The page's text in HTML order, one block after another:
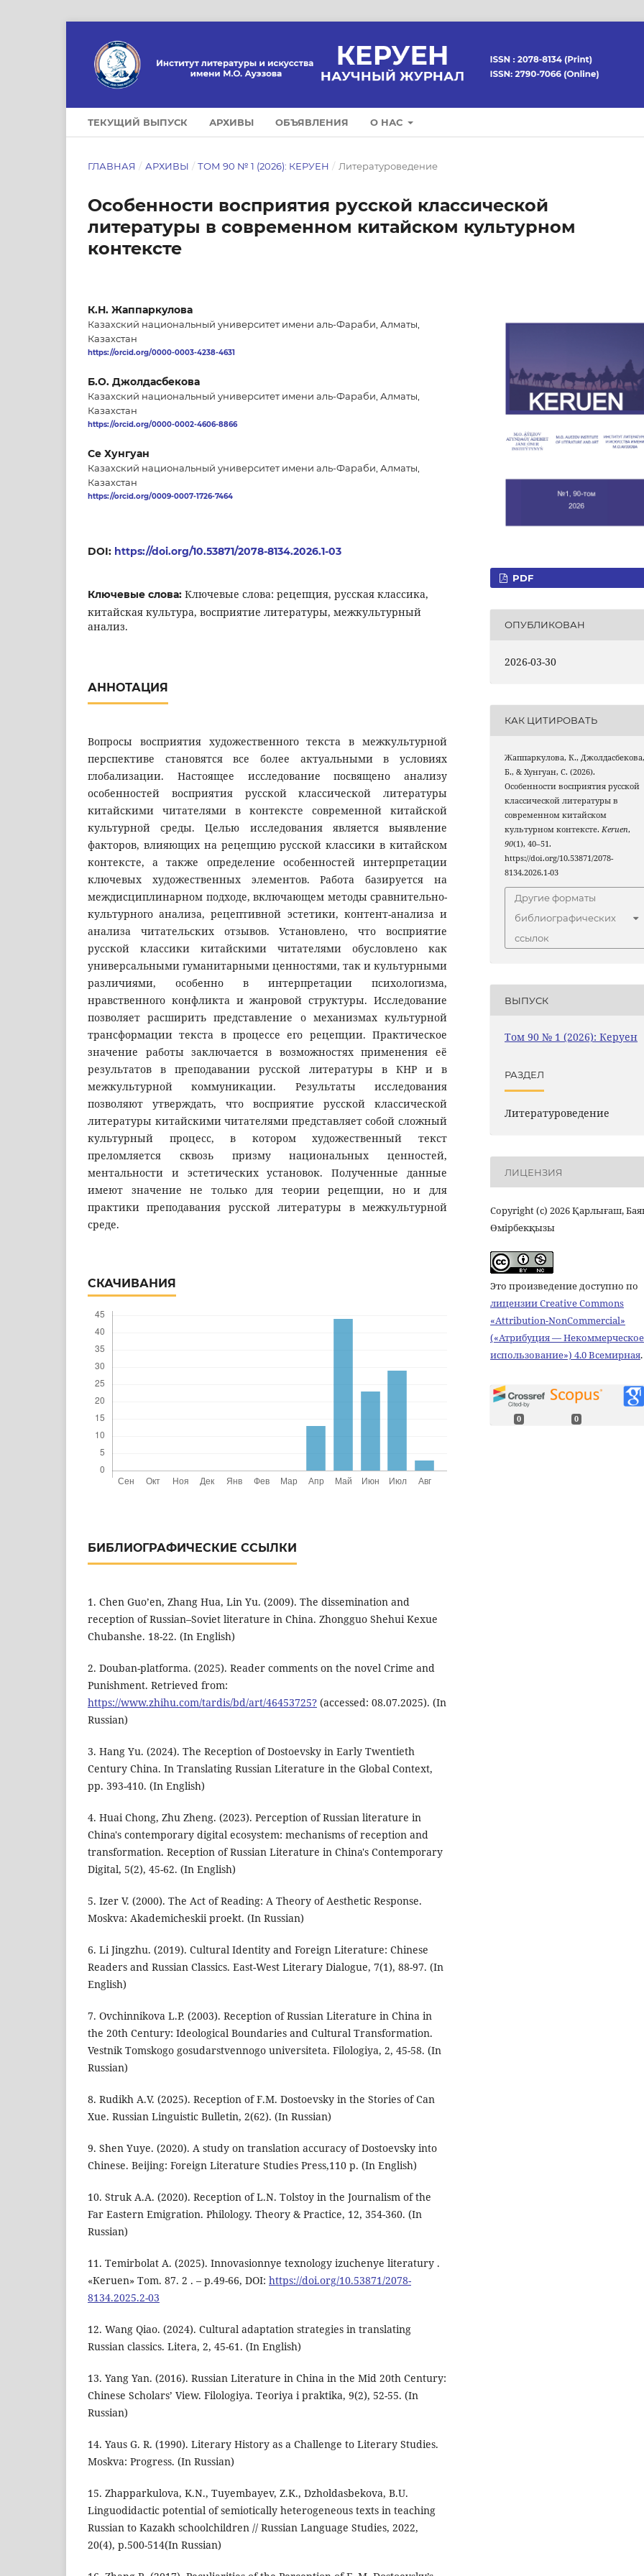
ТЕКУЩИЙ ВЫПУСК АРХИВЫ ОБЪЯВЛЕНИЯ О НАС
ГЛАВНАЯ / АРХИВЫ / ТОМ 90 № 1 (2026): КЕРУЕН / Литературоведение
Особенности восприятия русской классической
литературы в современном китайском культурном
контексте
К.Н. Жаппаркулова
Казахский национальный университет имени аль-Фараби, Алматы,
Казахстан
https://orcid.org/0000-0003-4238-4631
Б.О. Джолдасбекова
Казахский национальный университет имени аль-Фараби, Алматы,
Казахстан
https://orcid.org/0000-0002-4606-8866
Се Хунгуан
Казахский национальный университет имени аль-Фараби, Алматы,
Казахстан
https://orcid.org/0009-0007-1726-7464
DOI: https://doi.org/10.53871/2078-8134.2026.1-03
Ключевые слова: Ключевые слова: рецепция, русская классика,
китайская культура, восприятие литературы, межкультурный
анализ.
АННОТАЦИЯ
Вопросы восприятия художественного текста в межкультурной
перспективе становятся все более актуальными в условиях
глобализации. Настоящее исследование посвящено анализу
особенностей восприятия русской классической литературы
китайскими читателями в контексте современной китайской
культурной среды. Целью исследования является выявление
факторов, влияющих на рецепцию русской классики в китайском
контексте, а также определение особенностей интерпретации
ключевых художественных элементов. Работа базируется на
междисциплинарном подходе, включающем методы сравнительно-
культурного анализа, рецептивной эстетики, контент-анализа и
анализа читательских отзывов. Установлено, что восприятие
русской классики китайскими читателями обусловлено как
универсальными гуманитарными ценностями, так и культурными
различиями, особенно в интерпретации психологизма,
нравственного конфликта и жанровой структуры. Исследование
позволяет расширить представление о механизмах культурной
трансформации текста в процессе его рецепции. Практическое
значение работы заключается в возможностях применения её
результатов в преподавании русской литературы в КНР и в
межкультурной коммуникации. Результаты исследования
позволяют утверждать, что восприятие русской классической
литературы китайскими читателями представляет собой сложный
культурный процесс, в котором художественный текст
преломляется сквозь призму национальных ценностей,
ментальности и эстетических установок. Полученные данные
имеют значение не только для теории рецепции, но и для
практики преподавания русской литературы в межкультурной
среде.
СКАЧИВАНИЯ
БИБЛИОГРАФИЧЕСКИЕ ССЫЛКИ
1. Chen Guo’en, Zhang Hua, Lin Yu. (2009). The dissemination and
reception of Russian–Soviet literature in China. Zhongguo Shehui Kexue
Chubanshe. 18-22. (In English)
2. Douban-platforma. (2025). Reader comments on the novel Crime and
Punishment. Retrieved from:
https://www.zhihu.com/tardis/bd/art/46453725? (accessed: 08.07.2025). (In
Russian)
3. Hang Yu. (2024). The Reception of Dostoevsky in Early Twentieth
Century China. In Translating Russian Literature in the Global Context,
pp. 393-410. (In English)
4. Huai Chong, Zhu Zheng. (2023). Perception of Russian literature in
China's contemporary digital ecosystem: mechanisms of reception and
transformation. Reception of Russian Literature in China's Contemporary
Digital, 5(2), 45-62. (In English)
5. Izer V. (2000). The Act of Reading: A Theory of Aesthetic Response.
Moskva: Akademicheskii proekt. (In Russian)
6. Li Jingzhu. (2019). Cultural Identity and Foreign Literature: Chinese
Readers and Russian Classics. East-West Literary Dialogue, 7(1), 88-97. (In
English)
7. Ovchinnikova L.P. (2003). Reception of Russian Literature in China in
the 20th Century: Ideological Boundaries and Cultural Transformation.
Vestnik Tomskogo gosudarstvennogo universiteta. Filologiya, 2, 45-58. (In
Russian)
8. Rudikh A.V. (2025). Reception of F.M. Dostoevsky in the Stories of Can
Xue. Russian Linguistic Bulletin, 2(62). (In Russian)
9. Shen Yuye. (2020). A study on translation accuracy of Dostoevsky into
Chinese. Beijing: Foreign Literature Studies Press,110 р. (In English)
10. Struk A.A. (2020). Reception of L.N. Tolstoy in the Journalism of the
Far Eastern Emigration. Philology. Theory & Practice, 12, 354-360. (In
Russian)
11. Теmirbolat A. (2025). Innovasionnye texnology izuchenye literatury .
«Кеruen» Тom. 87. 2 . – p.49-66, DOI: https://doi.org/10.53871/2078-
8134.2025.2-03
12. Wang Qiao. (2024). Cultural adaptation strategies in translating
Russian classics. Litera, 2, 45-61. (In English)
13. Yang Yan. (2016). Russian Literature in China in the Mid 20th Century:
Chinese Scholars’ View. Filologiya. Teoriya i praktika, 9(2), 52-55. (In
Russian)
14. Yaus G. R. (1990). Literary History as a Challenge to Literary Studies.
Moskva: Progress. (In Russian)
15. Zhapparkulova, K.N., Tuyembayev, Z.K., Dzholdasbekova, B.U.
Linguodidactic potential of semiotically heterogeneous texts in teaching
Russian to Kazakh schoolchildren // Russian Language Studies, 2022,
20(4), p.500-514(In Russian)
PDF
ОПУБЛИКОВАН
2026-03-30
КАК ЦИТИРОВАТЬ
Жаппаркулова, К., Джолдасбекова,
Б., & Хунгуан, С. (2026).
Особенности восприятия русской
классической литературы в
современном китайском
культурном контексте.Keruen,
90(1), 40–51.
https://doi.org/10.53871/2078-
8134.2026.1-03
Другие форматы
библиографических
ссылок
ВЫПУСК
Том 90 № 1 (2026): Керуен
РАЗДЕЛ
Литературоведение
ЛИЦЕНЗИЯ
Copyright (c) 2026 Қарлығаш,
Өмірбекқызы
Это произведение доступно по
лицензии Creative Commons
«Attribution-NonCommercial»
(«Атрибуция — Некоммерческое
использование») 4.0 Всемирная.
0 0